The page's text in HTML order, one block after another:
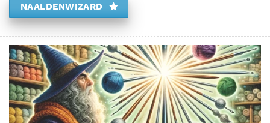
NAALDENWIZARD